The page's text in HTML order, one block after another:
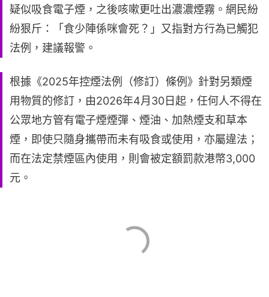
疑似吸食電子煙，之後咳嗽更吐出濃濃煙霧。網民紛
紛狠斤：「食少陣係咪會死？」又指對方行為已觸犯
法例，建議報警。
根據《2025年控煙法例（修訂）條例》針對另類煙
用物質的修訂，由2026年4月30日起，任何人不得在
公眾地方管有電子煙煙彈、煙油、加熱煙支和草本
煙，即使只隨身攜帶而未有吸食或使用，亦屬違法；
而在法定禁煙區內使用，則會被定額罰款港幣3,000
元。